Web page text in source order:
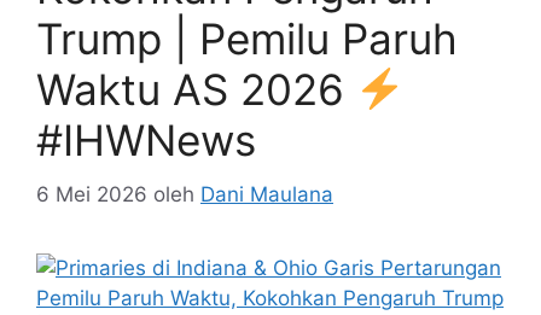
Trump | Pemilu Paruh
Waktu AS 2026
#IHWNews
6 Mei 2026 oleh Dani Maulana